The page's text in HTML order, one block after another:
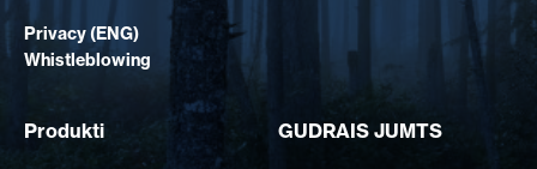
Privacy (ENG)
Whistleblowing
Produkti
GUDRAIS JUMTS